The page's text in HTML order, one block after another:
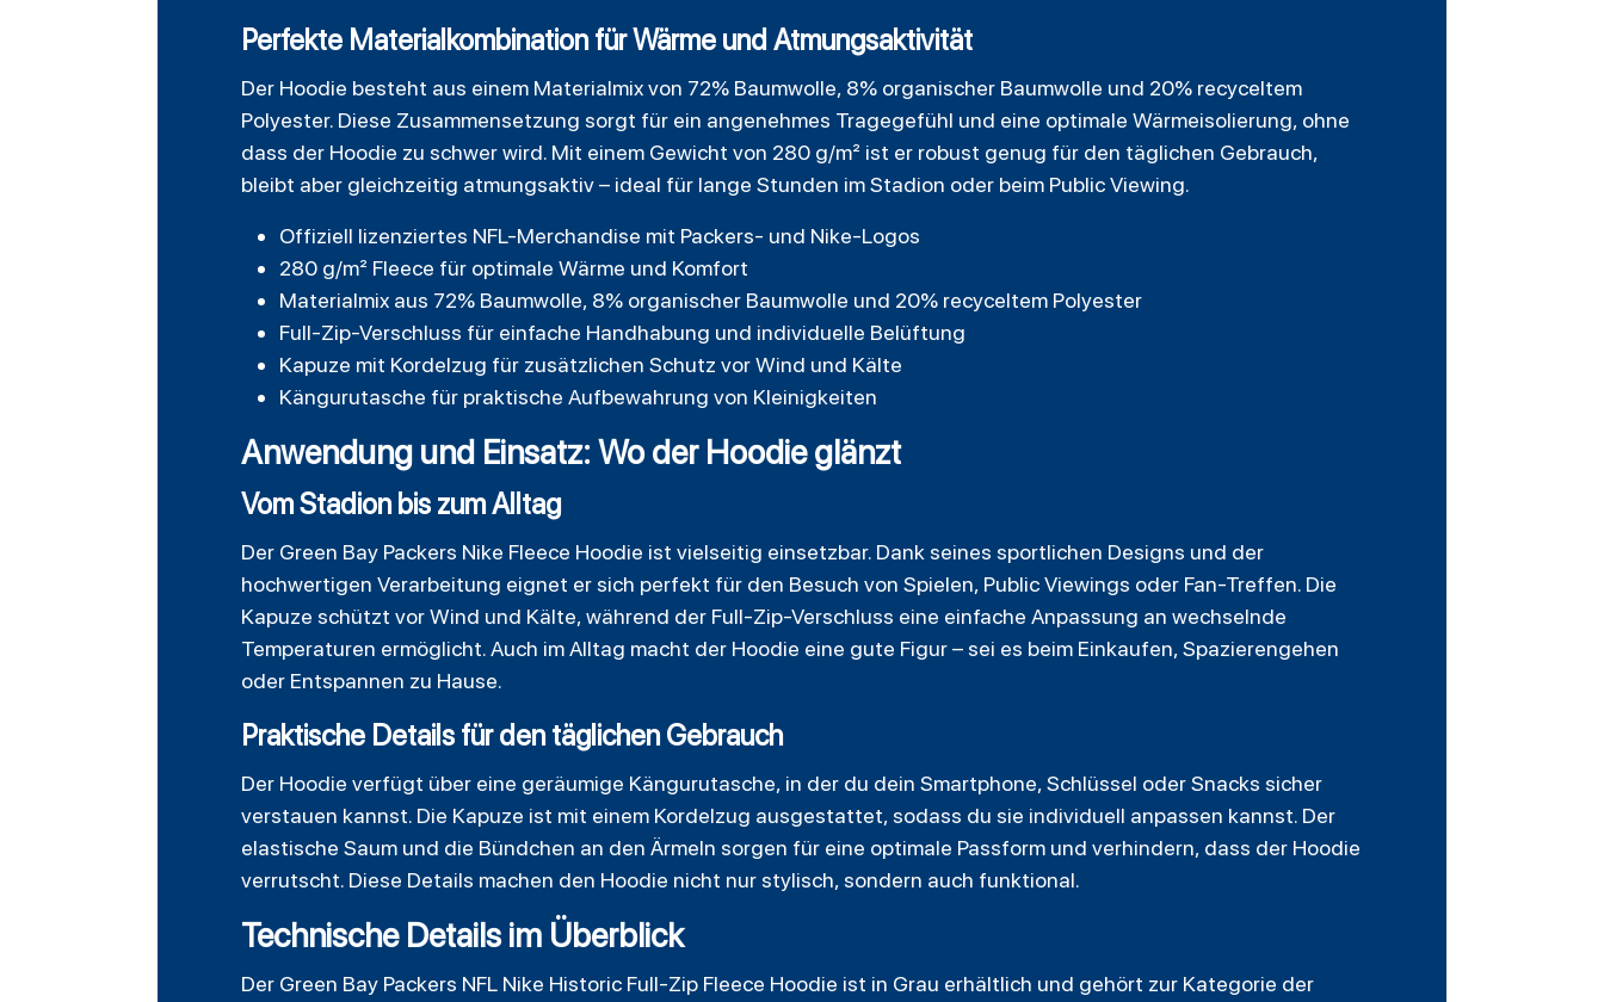
Perfekte Materialkombination für Wärme und Atmungsaktivität
Der Hoodie besteht aus einem Materialmix von 72% Baumwolle, 8% organischer Baumwolle und 20% recyceltem
Polyester. Diese Zusammensetzung sorgt für ein angenehmes Tragegefühl und eine optimale Wärmeisolierung, ohne
dass der Hoodie zu schwer wird. Mit einem Gewicht von 280 g/m² ist er robust genug für den täglichen Gebrauch,
bleibt aber gleichzeitig atmungsaktiv – ideal für lange Stunden im Stadion oder beim Public Viewing.
Offiziell lizenziertes NFL-Merchandise mit Packers- und Nike-Logos
280 g/m² Fleece für optimale Wärme und Komfort
Materialmix aus 72% Baumwolle, 8% organischer Baumwolle und 20% recyceltem Polyester
Full-Zip-Verschluss für einfache Handhabung und individuelle Belüftung
Kapuze mit Kordelzug für zusätzlichen Schutz vor Wind und Kälte
Kängurutasche für praktische Aufbewahrung von Kleinigkeiten
Anwendung und Einsatz: Wo der Hoodie glänzt
Vom Stadion bis zum Alltag
Der Green Bay Packers Nike Fleece Hoodie ist vielseitig einsetzbar. Dank seines sportlichen Designs und der
hochwertigen Verarbeitung eignet er sich perfekt für den Besuch von Spielen, Public Viewings oder Fan-Treffen. Die
Kapuze schützt vor Wind und Kälte, während der Full-Zip-Verschluss eine einfache Anpassung an wechselnde
Temperaturen ermöglicht. Auch im Alltag macht der Hoodie eine gute Figur – sei es beim Einkaufen, Spazierengehen
oder Entspannen zu Hause.
Praktische Details für den täglichen Gebrauch
Der Hoodie verfügt über eine geräumige Kängurutasche, in der du dein Smartphone, Schlüssel oder Snacks sicher
verstauen kannst. Die Kapuze ist mit einem Kordelzug ausgestattet, sodass du sie individuell anpassen kannst. Der
elastische Saum und die Bündchen an den Ärmeln sorgen für eine optimale Passform und verhindern, dass der Hoodie
verrutscht. Diese Details machen den Hoodie nicht nur stylisch, sondern auch funktional.
Technische Details im Überblick
Der Green Bay Packers NFL Nike Historic Full-Zip Fleece Hoodie ist in Grau erhältlich und gehört zur Kategorie der